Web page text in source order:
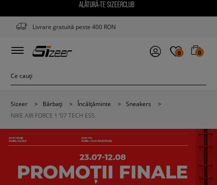
ALĂTURĂ-TE SIZEERCLUB
Livrare gratuită peste 400 RON
0 0
Sizeer > Bărbați > Încălțăminte > Sneakers
>
NIKE AIR FORCE 1 ’07 TECH ESS